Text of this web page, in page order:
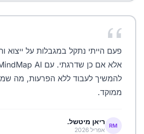
פעם הייתי נתקל במגבלות על ייצוא
להמשיך לעבוד ללא הפרעות, מה
ממוקד.
RM ריאן מיטשל.
אפריל 2026